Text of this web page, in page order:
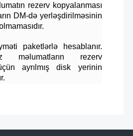
rezerv kopyalanması
DM-də yerləşdirilməsinin
paketlərlə hesablanır.
məlumatların rezerv
ayrılmış disk yerinin